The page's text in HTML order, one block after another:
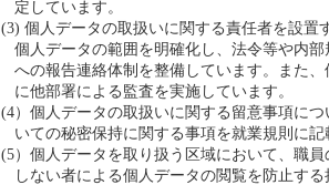
定しています。
(3) 個人データの取扱いに関する責任者を設置
個人データの範囲を明確化し、法令等や内
への報告連絡体制を整備しています。また
に他部署による監査を実施しています。
(4）個人データの取扱いに関する留意事項に
いての秘密保持に関する事項を就業規則に記
(5）個人データを取り扱う区域において、職
しない者による個人データの閲覧を防止す